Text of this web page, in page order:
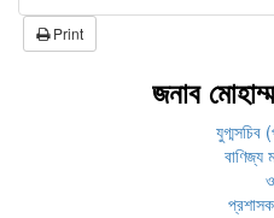
Print
জনাব
যুগ্মসচিব
বাণিজ্য
ও